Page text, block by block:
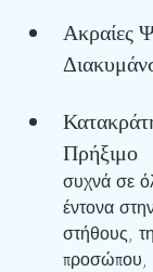
Ακραίες
Πρήξιμο
συχνά σε
έντονα
στήθους,